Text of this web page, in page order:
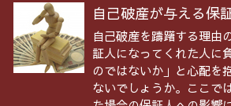
自己破産が与える保
自己破産を躊躇する理由
証人になってくれた人に
のではないか」と心配を
ないでしょうか。ここで